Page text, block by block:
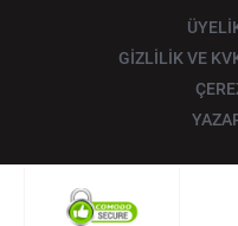
GİZLİLİK VE